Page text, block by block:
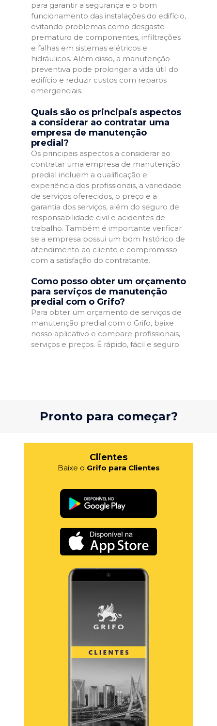
para garantir a segurança e o bom
funcionamento das instalações do edifício,
evitando problemas como desgaste
prematuro de componentes, infiltrações
e falhas em sistemas elétricos e
hidráulicos. Além disso, a manutenção
preventiva pode prolongar a vida útil do
edifício e reduzir custos com reparos
emergenciais.
Quais são os principais aspectos
a considerar ao contratar uma
empresa de manutenção
predial?
Os principais aspectos a considerar ao
contratar uma empresa de manutenção
predial incluem a qualificação e
experiência dos profissionais, a variedade
de serviços oferecidos, o preço e a
garantia dos serviços, além do seguro de
responsabilidade civil e acidentes de
trabalho. Também é importante verificar
se a empresa possui um bom histórico de
atendimento ao cliente e compromisso
com a satisfação do contratante.
Como posso obter um orçamento
para serviços de manutenção
predial com o Grifo?
Para obter um orçamento de serviços de
manutenção predial com o Grifo, baixe
nosso aplicativo e compare profissionais,
serviços e preços. É rápido, fácil e seguro.
Pronto para começar?
Clientes
Baixe o Grifo para Clientes